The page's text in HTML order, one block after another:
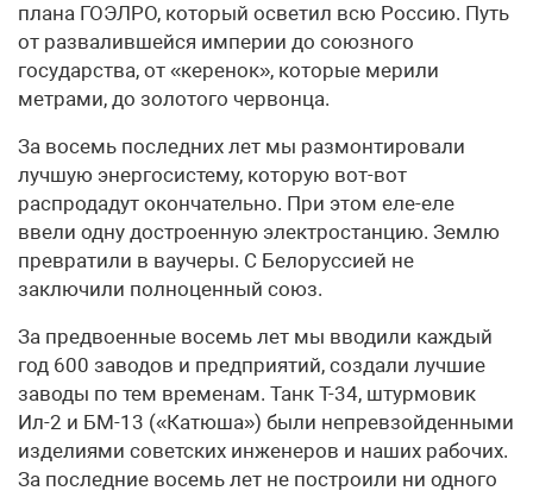
плана ГОЭЛРО, который осветил всю Россию. Путь
от развалившейся империи до союзного
государства, от «керенок», которые мерили
метрами, до золотого червонца.
За восемь последних лет мы размонтировали
лучшую энергосистему, которую вот-вот
распродадут окончательно. При этом еле-еле
ввели одну достроенную электростанцию. Землю
превратили в ваучеры. С Белоруссией не
заключили полноценный союз.
За предвоенные восемь лет мы вводили каждый
год 600 заводов и предприятий, создали лучшие
заводы по тем временам. Танк Т-34, штурмовик
Ил-2 и БМ-13 («Катюша») были непревзойденными
изделиями советских инженеров и наших рабочих.
За последние восемь лет не построили ни одного